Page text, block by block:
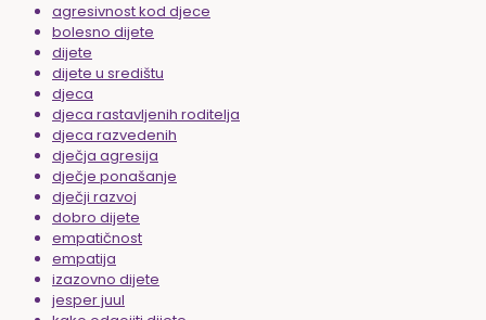
agresivnost kod djece
bolesno dijete
dijete
dijete u središtu
djeca
djeca rastavljenih roditelja
djeca razvedenih
dječja agresija
dječje ponašanje
dječji razvoj
dobro dijete
empatičnost
empatija
izazovno dijete
jesper juul